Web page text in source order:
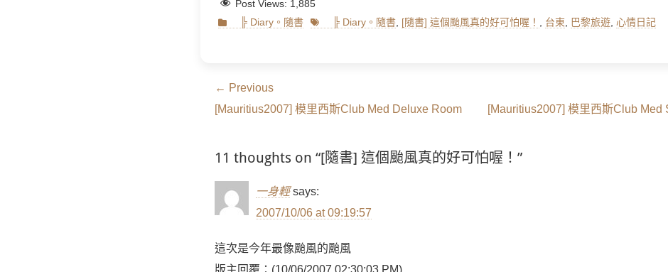
Post Views: 1,885
Categories
╠ Diary。隨書 Tags ╠ Diary。隨書 [隨書] 這個颱風真的好可怕喔！ 台東 巴黎旅遊 心情日記
文
章
覽
← Previous
Previous
[Mauritius2007] 模里西斯Club Med Deluxe Room
Next
[Mauritius2007] 模里西斯Club Med
11 thoughts on “[隨書] 這個颱風真的好可怕喔！”
一身輕 says:
2007/10/06 at 09:19:57
這次是今年最像颱風的颱風
版主回覆：(10/06/2007 02:30:03 PM)